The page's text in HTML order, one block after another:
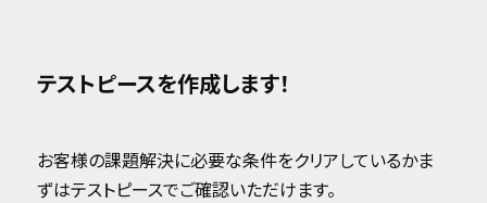
テストピースを作成します！
お客様の課題解決に必要な条件をクリアしているかま
ずはテストピースでご確認いただけます。